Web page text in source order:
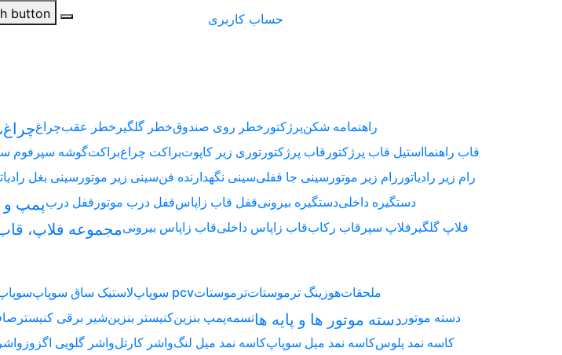
حساب کاربری
چراغخطر عقب خطر گلگیرخطر روی صندوق پرژکتورمه شکنراهنما
فوم گوشه سپربراکتبراکت چراغتوری زیر کاپوت قاب پرژکتور استیل قاب پرژکتورقاب راهنما
سینی بغل سینی زیر موتورسینی نگهدارنده فنسینی جا قفلی رام زیر موتور رام زیر رادیاتور
پمپ وقفل درب قفل درب موتورقفل قاب زاپاسدستگیره بیرونیدستگیره داخلی
مجموعه فلاپ،قاب زاپاس بیرونیقاب زاپاس داخلیقاب رکاب فلاپ سپر فلاپ گلگیر
لاستیک ساق سوپاپ سوپاپ pcvترموستاتهوزینگ ترموستاتملحقات
شیر برقی کنیسترکنیستر بنزینپمپ بنزینتسمهدسته موتور ها و پایه ها دسته موتور
واشر گلویی اگزوزواشر کارتلکاسه نمد میل لنگکاسه نمد میل سوپاپکاسه نمد پلوس